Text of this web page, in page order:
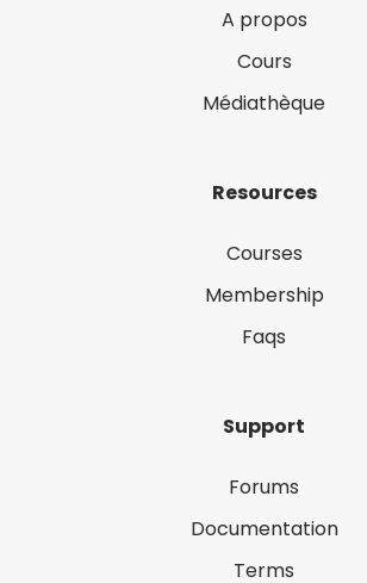
A propos
Cours
Médiathèque
Resources
Courses
Membership
Faqs
Support
Forums
Documentation
Terms